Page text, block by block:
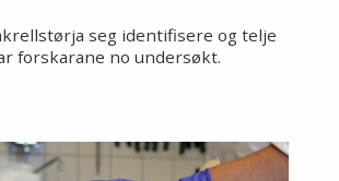
seg identifisere og telje
forskarane no undersøkt.